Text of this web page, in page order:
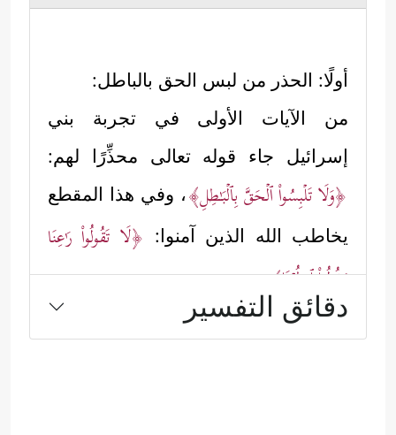
أولًا: الحذر من لبس الحق بالباطل:
من الآيات الأولى في تجربة بني
إسرائيل جاء قوله تعالى محذِّرًا لهم:
﴿وَلَا تَلۡبِسُواْ ٱلۡحَقَّ بِٱلۡبَـٰطِلِ﴾، وفي هذا المقطع
يخاطب الله الذين آمنوا: ﴿لَا تَقُولُواْ رَ ٰ⁠عِنَا
وَقُولُواْ ٱنظُرۡنَا﴾.
دقائق التفسير